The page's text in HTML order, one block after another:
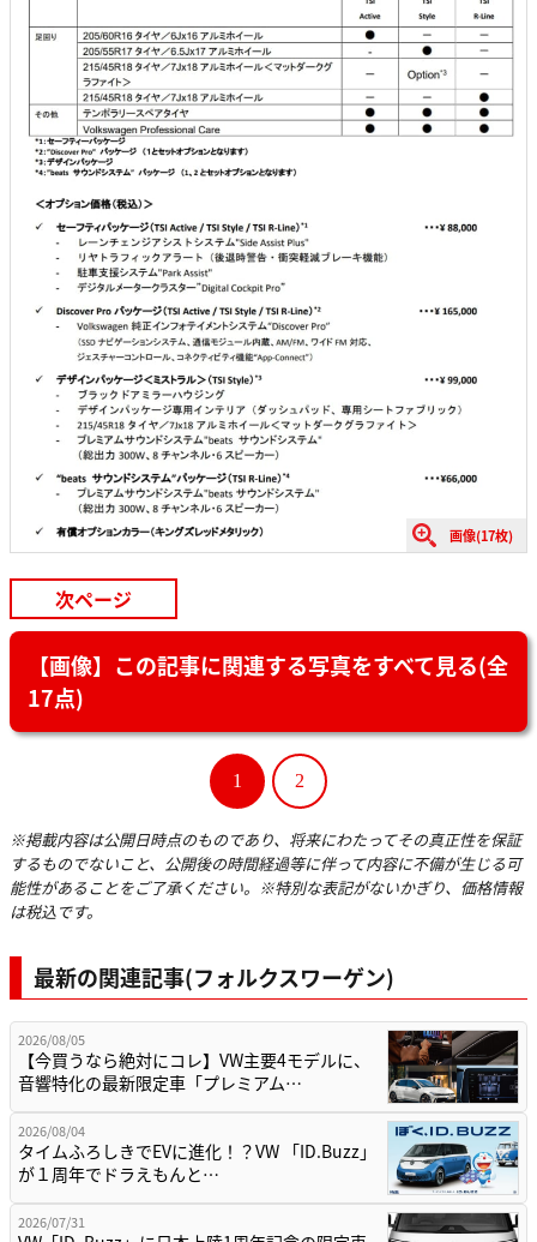
画像(17枚)
次ページ
【画像】この記事に関連する写真をすべて見る(全
17点)
1 2
※掲載内容は公開日時点のものであり、将来にわたってその真正性を保証
するものでないこと、公開後の時間経過等に伴って内容に不備が生じる可
能性があることをご了承ください。※特別な表記がないかぎり、価格情報
は税込です。
最新の関連記事(フォルクスワーゲン)
2026/08/05
【今買うなら絶対にコレ】VW主要4モデルに、
音響特化の最新限定車「プレミアム…
2026/08/04
タイムふろしきでEVに進化！？VW 「ID.Buzz」
が１周年でドラえもんと…
2026/07/31